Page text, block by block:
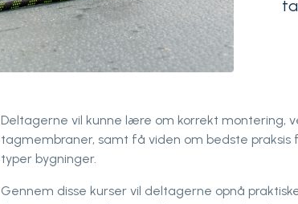
Deltagerne vil kunne lære om korrekt montering,
tagmembraner, samt få viden om bedste
typer bygninger.
Gennem disse kurser vil deltagerne opnå